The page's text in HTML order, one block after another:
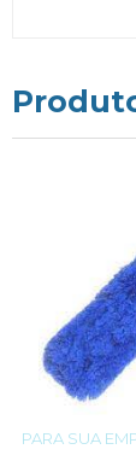
PARA SUA